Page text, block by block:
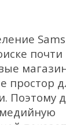
почти
простор
Поэтому